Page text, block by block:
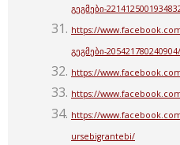
გეგმები-
https://
გეგმები-205421780240904/
https://
https://
https://
ursebigrantebi/